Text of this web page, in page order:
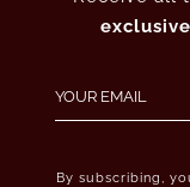
By subscribing,